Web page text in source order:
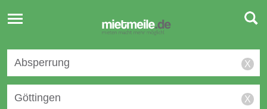
Toggle
navigation
X
X